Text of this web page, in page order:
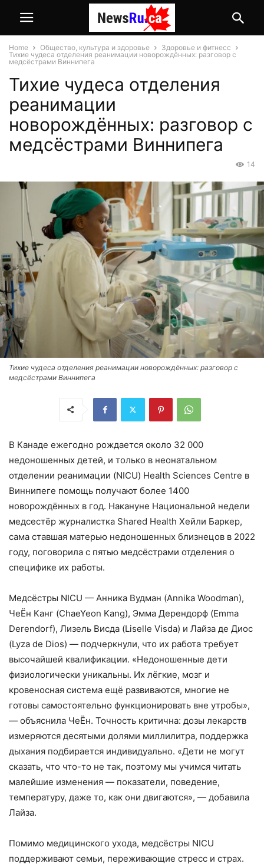
Home Общество, культура и здоровье
Здоровье и фитнесс
Тихие чудеса отделения реанимации новорождённых: разговор с
медсёстрами Виннипега
Тихие чудеса отделения
реанимации
новорождённых: разговор с
медсёстрами Виннипега
14
Тихие чудеса отделения реанимации новорождённых: разговор с
медсёстрами Виннипега
В Канаде ежегодно рождается около 32 000
недоношенных детей, и только в неонатальном
отделении реанимации (NICU) Health Sciences Centre в
Виннипеге помощь получают более 1400
новорождённых в год. Накануне Национальной недели
медсестёр журналистка Shared Health Хейли Баркер,
сама ставшая матерью недоношенных близнецов в 2022
году, поговорила с пятью медсёстрами отделения о
специфике их работы.
Медсёстры NICU — Анника Вудман (Annika Woodman),
ЧеЁн Канг (ChaeYeon Kang), Эмма Дерендорф (Emma
Derendorf), Лизель Висда (Liselle Visda) и Лайза де Диос
(Lyza de Dios) — подчеркнули, что их работа требует
высочайшей квалификации. «Недоношенные дети
физиологически уникальны. Их лёгкие, мозг и
кровеносная система ещё развиваются, многие не
готовы самостоятельно функционировать вне утробы»,
— объяснила ЧеЁн. Точность критична: дозы лекарств
измеряются десятыми долями миллилитра, поддержка
дыхания подбирается индивидуально. «Дети не могут
сказать, что что-то не так, поэтому мы учимся читать
малейшие изменения — показатели, поведение,
температуру, даже то, как они двигаются», — добавила
Лайза.
Помимо медицинского ухода, медсёстры NICU
поддерживают семьи, переживающие стресс и страх.